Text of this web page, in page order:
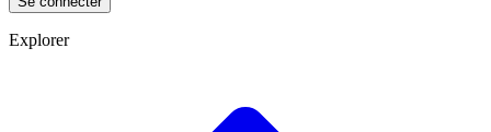
Explorer